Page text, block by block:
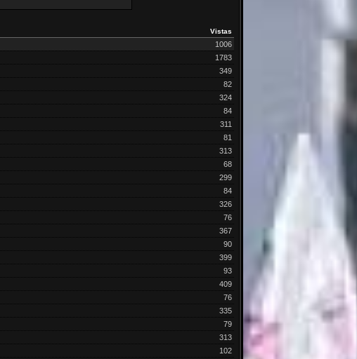
Vistas
1006
1783
349
82
324
84
311
81
313
68
299
84
326
76
367
90
399
93
409
76
335
79
313
102